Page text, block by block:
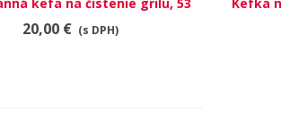
cm
20,00 € (s DPH)